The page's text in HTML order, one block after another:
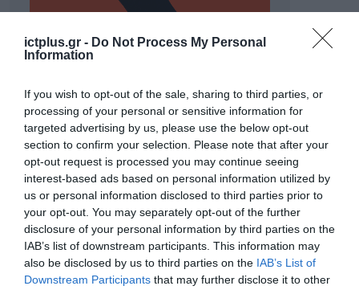
ictplus.gr - Do Not Process My Personal
Information
If you wish to opt-out of the sale, sharing to third parties, or
processing of your personal or sensitive information for
targeted advertising by us, please use the below opt-out
section to confirm your selection. Please note that after your
opt-out request is processed you may continue seeing
interest-based ads based on personal information utilized by
us or personal information disclosed to third parties prior to
your opt-out. You may separately opt-out of the further
disclosure of your personal information by third parties on the
IAB’s list of downstream participants. This information may
also be disclosed by us to third parties on the IAB’s List of
Downstream Participants that may further disclose it to other
ΡΟΗ ΕΙΔΗΣΕΩΝ
Το χρηματοδοτούμενο
από την ΕΕ έργο “The
Gaming Police”
ενισχύει την ασφάλεια
των παιδιών στο
διαδίκτυο
31.07.2026
ΑΑΔΕ: Διευκρινίσεις